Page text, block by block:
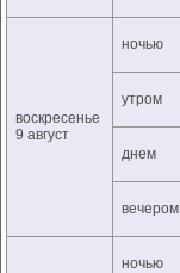
воскресенье
9 август
ночью
утром
днем
вечером
ночью